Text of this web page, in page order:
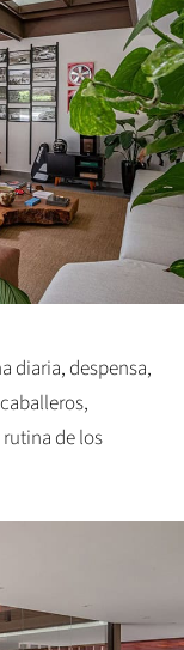
diaria, despensa,
de los